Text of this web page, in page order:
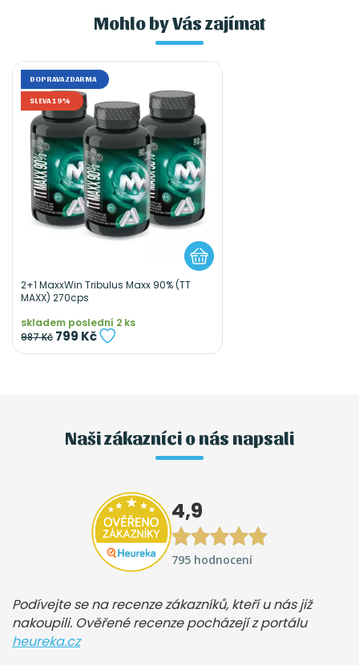
Mohlo by Vás zajímat
DOPRAVA ZDARMA
SLEVA 19%
2+1 MaxxWin Tribulus Maxx 90% (TT
MAXX) 270cps
skladem poslední 2 ks
987 Kč 799 Kč
Naši zákazníci o nás napsali
4,9
795 hodnocení
Podívejte se na recenze zákazníků, kteří u nás již
nakoupili. Ověřené recenze pocházejí z portálu
heureka.cz